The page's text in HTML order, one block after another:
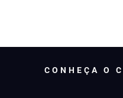
CONHEÇA O